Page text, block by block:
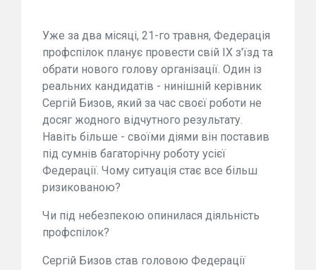
Уже за два місяці, 21-го травня, Федерація
профспілок планує провести свій ІХ з'їзд та
обрати нового голову організації. Один із
реальних кандидатів - нинішній керівник
Сергій Бизов, який за час своєї роботи не
досяг жодного відчутного результату.
Навіть більше - своїми діями він поставив
під сумнів багаторічну роботу усієї
Федерації. Чому ситуація стає все більш
ризикованою?
Чи під небезпекою опинилася діяльність
профспілок?
Сергій Бизов став головою Федерації